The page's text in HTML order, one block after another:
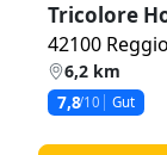
Tricolore
42100
6,2 km
7,8/10 Gut